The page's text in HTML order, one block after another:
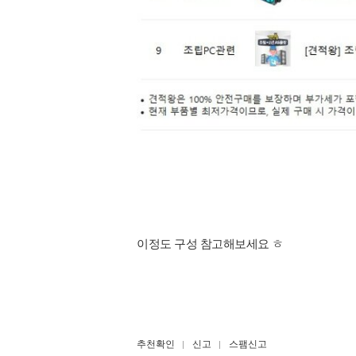
이정도 구성 참고해보세요 ㅎ
추천확인 신고 스팸신고